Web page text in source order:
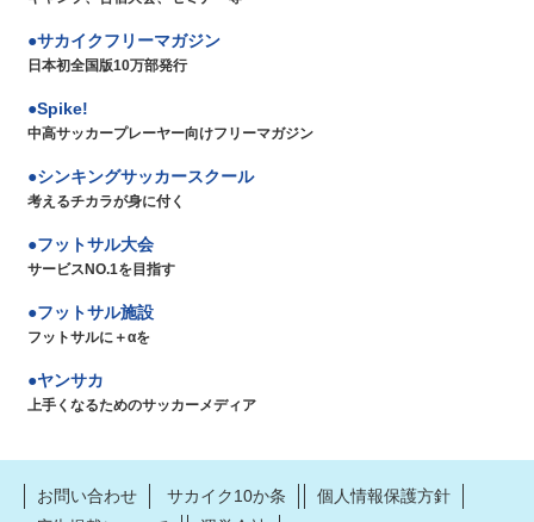
サカイクフリーマガジン
日本初全国版10万部発行
Spike!
中高サッカープレーヤー向けフリーマガジン
シンキングサッカースクール
考えるチカラが身に付く
フットサル大会
サービスNO.1を目指す
フットサル施設
フットサルに＋αを
ヤンサカ
上手くなるためのサッカーメディア
お問い合わせ サカイク10か条
個人情報保護方針